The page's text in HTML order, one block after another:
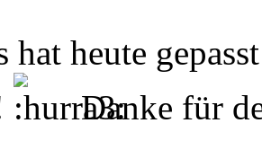
hat heute
Danke für